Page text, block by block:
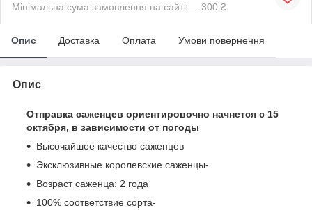
Мінімальна сума замовлення на сайті — 300 ₴
Опис Доставка Оплата Умови повернення
Опис
Отправка саженцев ориентировочно начнется с 15
октября, в зависимости от погоды
Высочайшее качество саженцев
Эксклюзивные королевские саженцы-
Возраст саженца: 2 года
100% соответствие сорта-